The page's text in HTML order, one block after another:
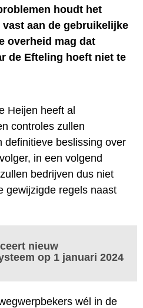
houdt het
aan de gebruikelijke
overheid mag dat
de Efteling hoeft niet te
Heijen heeft al
controles zullen
definitieve beslissing over
in een volgend
bedrijven dus niet
gewijzigde regels naast
nieuw
op 1 januari 2024
wél in de